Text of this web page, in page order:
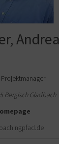
Bergisch Gladbach